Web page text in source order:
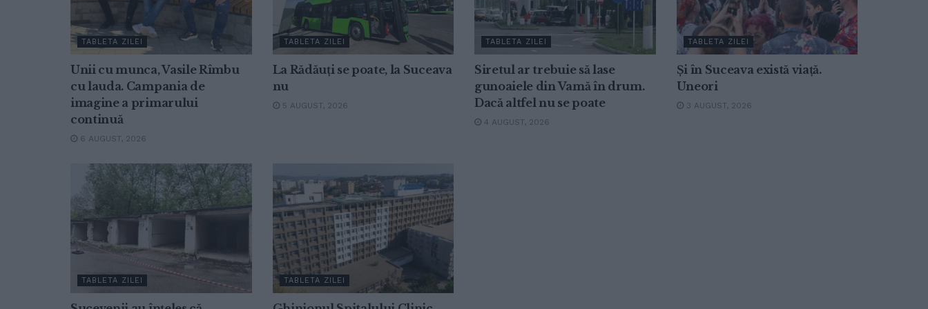
TABLETA ZILEI
Unii cu munca, Vasile Rîmbu
cu lauda. Campania de
imagine a primarului
continuă
6 AUGUST, 2026
TABLETA ZILEI
La Rădăuți se poate, la Suceava
nu
5 AUGUST, 2026
TABLETA ZILEI
Siretul ar trebuie să lase
gunoaiele din Vamă în drum.
Dacă altfel nu se poate
4 AUGUST, 2026
TABLETA ZILEI
Și în Suceava există viață.
Uneori
3 AUGUST, 2026
TABLETA ZILEI TABLETA ZILEI